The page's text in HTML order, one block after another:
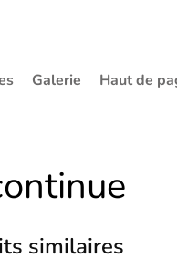
Galerie Haut de
similaires